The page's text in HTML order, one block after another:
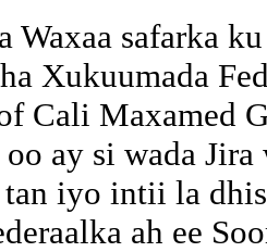
Waxaa safarka
Xukuumada
Cali Maxamed
ay si wada Jira
tan iyo intii la
ah ee